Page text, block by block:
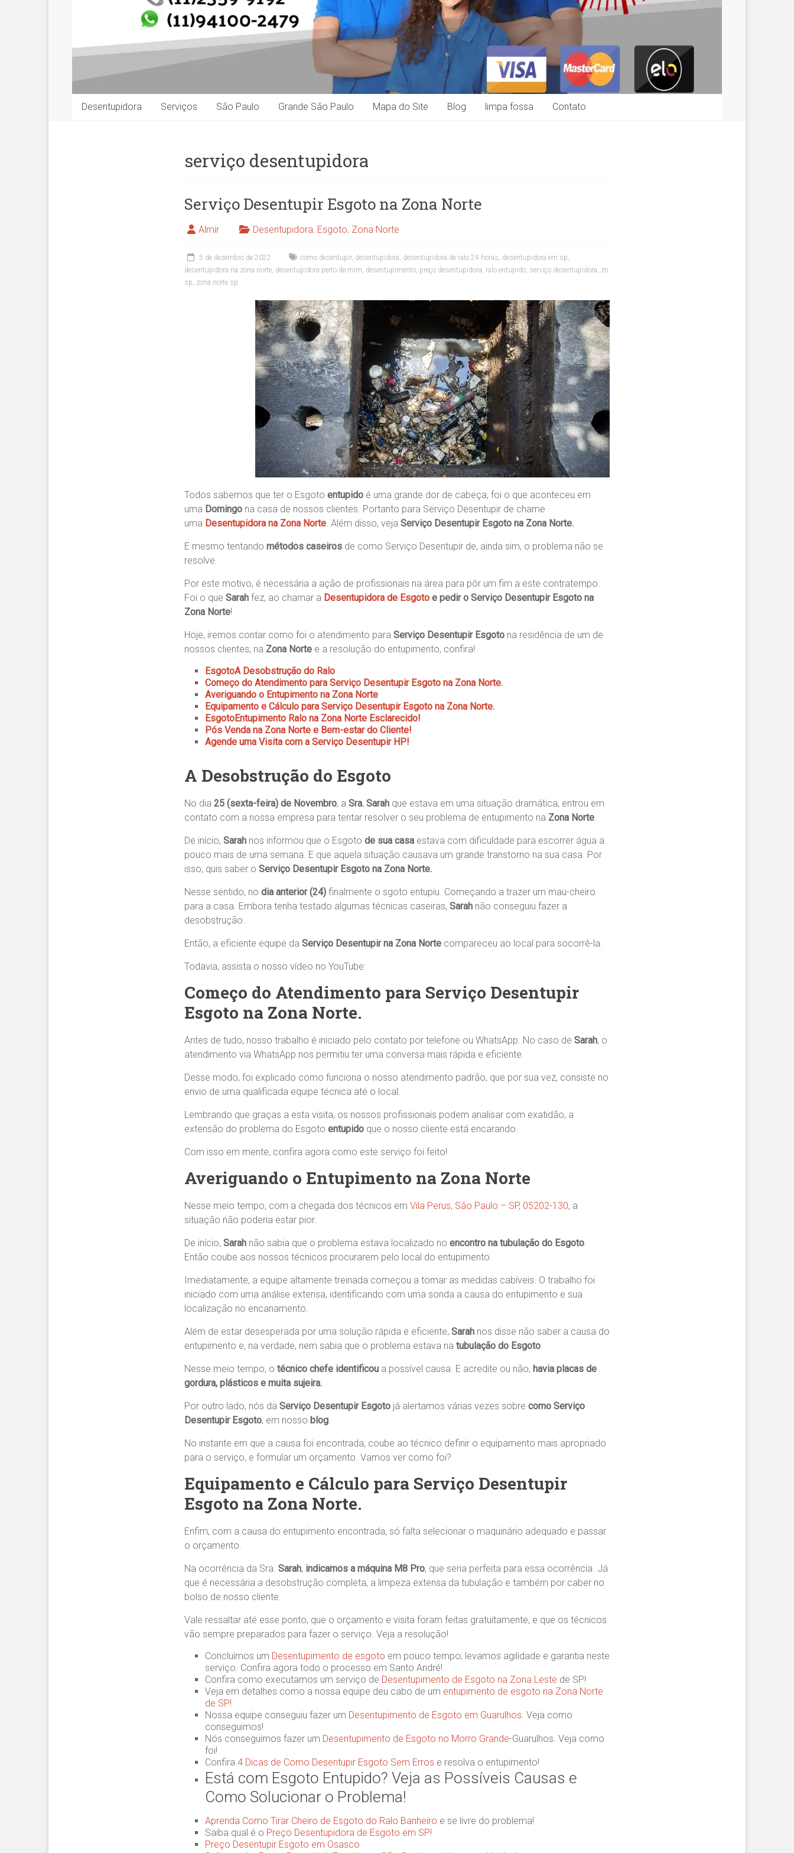
Desentupidora Serviços São Paulo Grande São Paulo Mapa do Site Blog limpa fossa Contato
serviço desentupidora
Serviço Desentupir Esgoto na Zona Norte
Almir Desentupidora, Esgoto, Zona Norte
5 de dezembro de 2022 como desentupir, desentupidora, desentupidora de ralo 24 horas, desentupidora em sp,
desentupidora na zona norte, desentupidora perto de mim, desentupimento, preço desentupidora, ralo entupido, serviço desentupidora, zn
sp, zona norte sp
Todos sabemos que ter o Esgoto entupido é uma grande dor de cabeça, foi o que aconteceu em
uma Domingo na casa de nossos clientes. Portanto para Serviço Desentupir de chame
uma Desentupidora na Zona Norte. Além disso, veja Serviço Desentupir Esgoto na Zona Norte.
E mesmo tentando métodos caseiros de como Serviço Desentupir de, ainda sim, o problema não se
resolve.
Por este motivo, é necessária a ação de profissionais na área para pôr um fim a este contratempo.
Foi o que Sarah fez, ao chamar a Desentupidora de Esgoto e pedir o Serviço Desentupir Esgoto na
Zona Norte!
Hoje, iremos contar como foi o atendimento para Serviço Desentupir Esgoto na residência de um de
nossos clientes; na Zona Norte e a resolução do entupimento, confira!
EsgotoA Desobstrução do Ralo
Começo do Atendimento para Serviço Desentupir Esgoto na Zona Norte.
Averiguando o Entupimento na Zona Norte
Equipamento e Cálculo para Serviço Desentupir Esgoto na Zona Norte.
EsgotoEntupimento Ralo na Zona Norte Esclarecido!
Pós Venda na Zona Norte e Bem-estar do Cliente!
Agende uma Visita com a Serviço Desentupir HP!
A Desobstrução do Esgoto
No dia 25 (sexta-feira) de Novembro, a Sra. Sarah que estava em uma situação dramática, entrou em
contato com a nossa empresa para tentar resolver o seu problema de entupimento na Zona Norte.
De início, Sarah nos informou que o Esgoto de sua casa estava com dificuldade para escorrer água a
pouco mais de uma semana. E que aquela situação causava um grande transtorno na sua casa. Por
isso, quis saber o Serviço Desentupir Esgoto na Zona Norte.
Nesse sentido, no dia anterior (24) finalmente o sgoto entupiu. Começando a trazer um mau-cheiro
para a casa. Embora tenha testado algumas técnicas caseiras, Sarah não conseguiu fazer a
desobstrução.
Então, a eficiente equipe da Serviço Desentupir na Zona Norte compareceu ao local para socorrê-la.
Todavia, assista o nosso vídeo no YouTube:
Começo do Atendimento para Serviço Desentupir
Esgoto na Zona Norte.
Antes de tudo, nosso trabalho é iniciado pelo contato por telefone ou WhatsApp. No caso de Sarah, o
atendimento via WhatsApp nos permitiu ter uma conversa mais rápida e eficiente.
Desse modo, foi explicado como funciona o nosso atendimento padrão, que por sua vez, consiste no
envio de uma qualificada equipe técnica até o local.
Lembrando que graças a esta visita, os nossos profissionais podem analisar com exatidão, a
extensão do problema do Esgoto entupido que o nosso cliente está encarando.
Com isso em mente, confira agora como este serviço foi feito!
Averiguando o Entupimento na Zona Norte
Nesse meio tempo, com a chegada dos técnicos em Vila Perus, São Paulo – SP, 05202-130, a
situação não poderia estar pior.
De início, Sarah não sabia que o problema estava localizado no encontro na tubulação do Esgoto.
Então coube aos nossos técnicos procurarem pelo local do entupimento.
Imediatamente, a equipe altamente treinada começou a tomar as medidas cabíveis. O trabalho foi
iniciado com uma análise extensa, identificando com uma sonda a causa do entupimento e sua
localização no encanamento.
Além de estar desesperada por uma solução rápida e eficiente. Sarah nos disse não saber a causa do
entupimento e, na verdade, nem sabia que o problema estava na tubulação do Esgoto.
Nesse meio tempo, o técnico chefe identificou a possível causa. E acredite ou não, havia placas de
gordura, plásticos e muita sujeira.
Por outro lado, nós da Serviço Desentupir Esgoto já alertamos várias vezes sobre como Serviço
Desentupir Esgoto, em nosso blog.
No instante em que a causa foi encontrada, coube ao técnico definir o equipamento mais apropriado
para o serviço, e formular um orçamento. Vamos ver como foi?
Equipamento e Cálculo para Serviço Desentupir
Esgoto na Zona Norte.
Enfim, com a causa do entupimento encontrada, só falta selecionar o maquinário adequado e passar
o orçamento.
Na ocorrência da Sra. Sarah, indicamos a máquina M8 Pro, que seria perfeita para essa ocorrência. Já
que é necessária a desobstrução completa, a limpeza extensa da tubulação e também por caber no
bolso de nosso cliente.
Vale ressaltar até esse ponto, que o orçamento e visita foram feitas gratuitamente, e que os técnicos
vão sempre preparados para fazer o serviço. Veja a resolução!
Concluímos um Desentupimento de esgoto em pouco tempo; levamos agilidade e garantia neste
serviço. Confira agora todo o processo em Santo André!
Confira como executamos um serviço de Desentupimento de Esgoto na Zona Leste de SP!
Veja em detalhes como a nossa equipe deu cabo de um entupimento de esgoto na Zona Norte
de SP!
Nossa equipe conseguiu fazer um Desentupimento de Esgoto em Guarulhos. Veja como
conseguimos!
Nós conseguimos fazer um Desentupimento de Esgoto no Morro Grande-Guarulhos. Veja como
foi!
Confira 4 Dicas de Como Desentupir Esgoto Sem Erros e resolva o entupimento!
Está com Esgoto Entupido? Veja as Possíveis Causas e
Como Solucionar o Problema!
Aprenda Como Tirar Cheiro de Esgoto do Ralo Banheiro e se livre do problema!
Saiba qual é o Preço Desentupidora de Esgoto em SP!
Preço Desentupir Esgoto em Osasco